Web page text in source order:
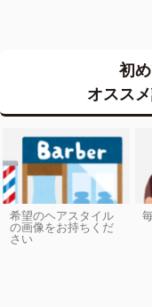
初
オスス
希望のヘアスタイル
の画像をお持ちくだ
さい